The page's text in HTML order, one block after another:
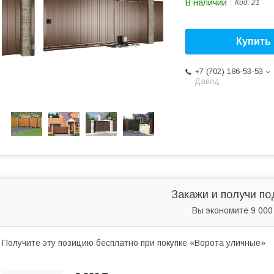
В наличии Код: 21
Купить
+7 (702) 186-53-53
Давид
Закажи и получи
Вы экономите 9
Получите эту позицию бесплатно при покупке «Ворота уличные»